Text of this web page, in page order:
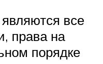
все
права на
порядке